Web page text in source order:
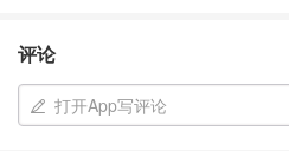
评论
打开App写评论